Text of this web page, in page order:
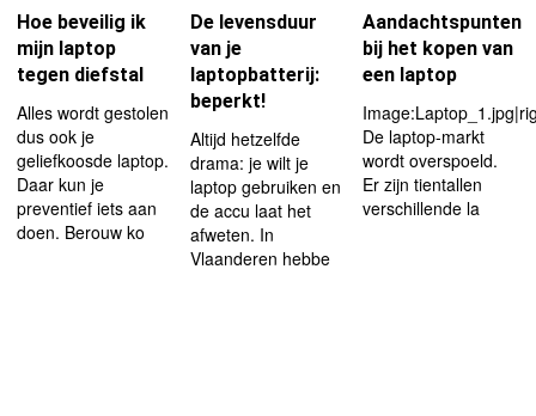
Hoe beveilig ik
mijn laptop
tegen diefstal
Alles wordt gestolen
dus ook je
geliefkoosde laptop.
Daar kun je
preventief iets aan
doen. Berouw ko
De levensduur
van je
laptopbatterij:
beperkt!
Altijd hetzelfde
drama: je wilt je
laptop gebruiken en
de accu laat het
afweten. In
Vlaanderen hebbe
Aandachtspunten
bij het kopen van
een laptop
De laptop-markt
wordt overspoeld.
Er zijn tientallen
verschillende la